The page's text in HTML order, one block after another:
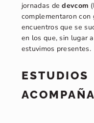
jornadas dedevcom
complementaron con
encuentros que se
en los que, sin lugar
estuvimos presentes.
ESTUDIOS